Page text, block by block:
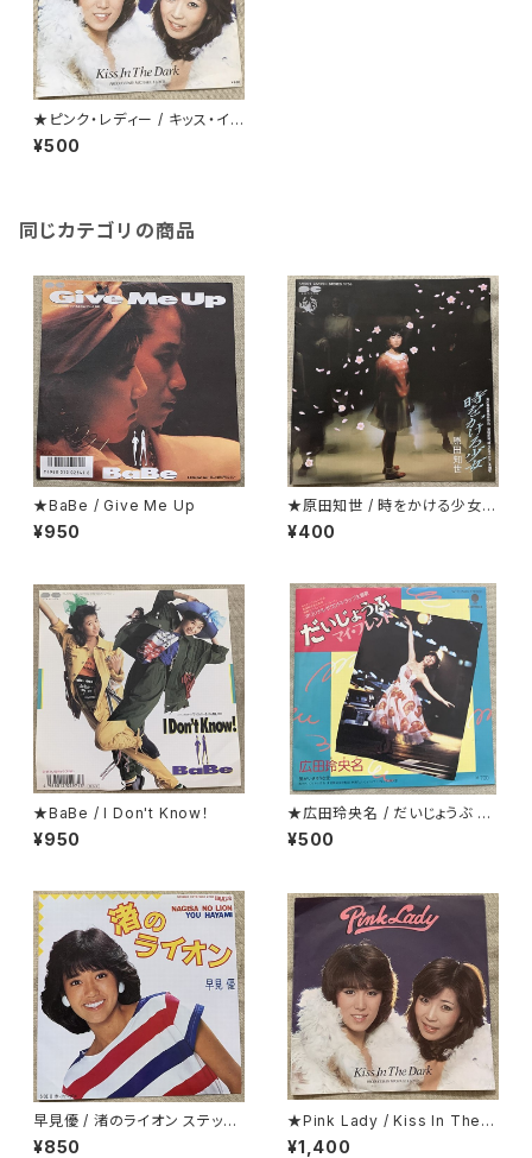
★ピンク・レディー / キッス・イ
ン・ザ・ダーク
¥500
同じカテゴリの商品
★BaBe / Give Me Up
¥950
★原田知世 / 時をかける少女
見開くとカラー・ピンナップにな
っているジャケ
¥400
★BaBe / I Don't Know！
¥950
★広田玲央名 / だいじょうぶ マ
イ・フレンド
¥500
早見優 / 渚のライオン ステッカ
ー・シート付
¥850
★Pink Lady / Kiss In The D
ark 折り返し歌詞カード付
¥1,400